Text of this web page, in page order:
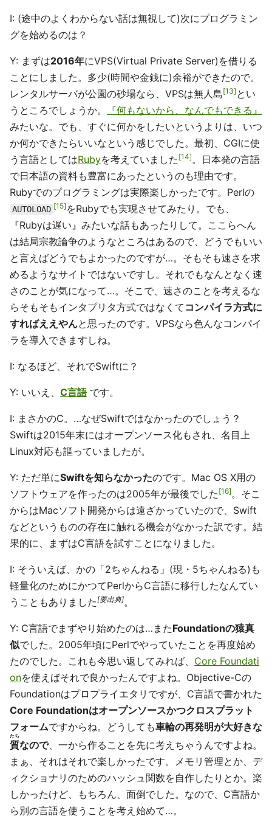
I: (途中のよくわからない話は無視して)次にプログラミン
グを始めるのは？
Y: まずは2016年にVPS(Virtual Private Server)を借りる
ことにしました。多少(時間や金銭に)余裕ができたので。
レンタルサーバが公園の砂場なら、VPSは無人島 13 とい
うところでしょうか。
『何もないから、なんでもできる』
みたいな。でも、すぐに何かをしたいというよりは、いつ
か何かできたらいいなという感じでした。最初、CGIに使
う言語としてはRubyを考えていました 14 。日本発の言語
で日本語の資料も豊富にあったというのも理由です。
Rubyでのプログラミングは実際楽しかったです。Perlの
AUTOLOAD 15 をRubyでも実現させてみたり。でも、
『Rubyは遅い』みたいな話もあったりして。ここらへん
は結局宗教論争のようなところはあるので、どうでもいい
と言えばどうでもよかったのですが…。そもそも速さを求
めるようなサイトではないですし。それでもなんとなく速
さのことが気になって…。そこで、速さのことを考えるな
らそもそもインタプリタ方式ではなくて コンパイラ方式に
すればええやんと思ったのです。VPSなら色んなコンパイ
ラを導入できますしね。
I: なるほど、それでSwiftに？
Y: いいえ、 C言語です。
I: まさかのC。…なぜSwiftではなかったのでしょう？
Swiftは2015年末にはオープンソース化もされ、名目上
Linux対応も謳っていましたが。
Y: ただ単にSwiftを知らなかったのです。Mac OS X用の
ソフトウェアを作ったのは2005年が最後でした 16 。そこ
からはMacソフト開発からは遠ざかっていたので、Swift
などというものの存在に触れる機会がなかった訳です。結
果的に、まずはC言語を試すことになりました。
I: そういえば、かの「2ちゃんねる」(現・5ちゃんねる)も
軽量化のためにかつてPerlからC言語に移行したなんてい
うこともありました [要出典]。
Y: C言語でまずやり始めたのは…またFoundationの猿真
似でした。2005年頃にPerlでやっていたことを再度始め
たのでした。これも今思い返してみれば、 Core Foundati
onを使えばそれで良かったんですよね。Objective-Cの
Foundationはプロプライエタリですが、C言語で書かれた
Core Foundationはオープンソースかつクロスプラット
フォームですからね。どうしても車輪の再発明が大好きな
質
たち
なので、一から作ることを先に考えちゃうんですよね。
まぁ、それはそれで楽しかったです。メモリ管理とか、デ
ィクショナリのためのハッシュ関数を自作したりとか。楽
しかったけど、もちろん、面倒でした。なので、C言語か
ら別の言語を使うことを考え始めて…。